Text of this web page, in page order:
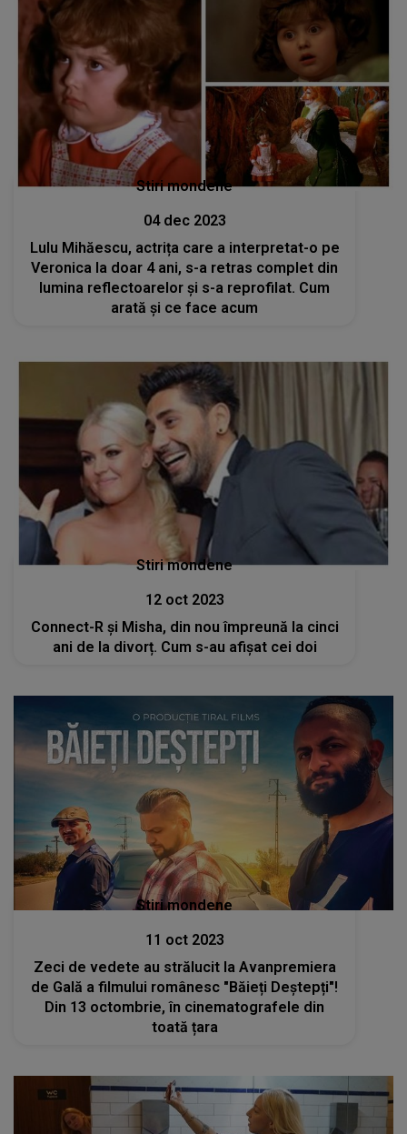
Stiri mondene
04 dec 2023
Lulu Mihăescu, actrița care a interpretat-o pe
Veronica la doar 4 ani, s-a retras complet din
lumina reflectoarelor și s-a reprofilat. Cum
arată și ce face acum
Stiri mondene
12 oct 2023
Connect-R și Misha, din nou împreună la cinci
ani de la divorț. Cum s-au afișat cei doi
Stiri mondene
11 oct 2023
Zeci de vedete au strălucit la Avanpremiera
de Gală a filmului românesc "Băieți Deștepți"!
Din 13 octombrie, în cinematografele din
toată țara